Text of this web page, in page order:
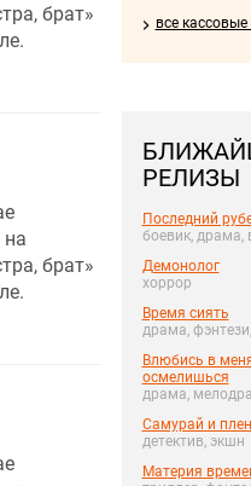
все
РЕЛИЗЫ
Последний
боевик, драма,
Демонолог
хоррор
Время сиять
драма,
Влюбись в
осмелишься
драма,
Самурай и
детектив, экшн
Материя
брат»
.
брат»
.